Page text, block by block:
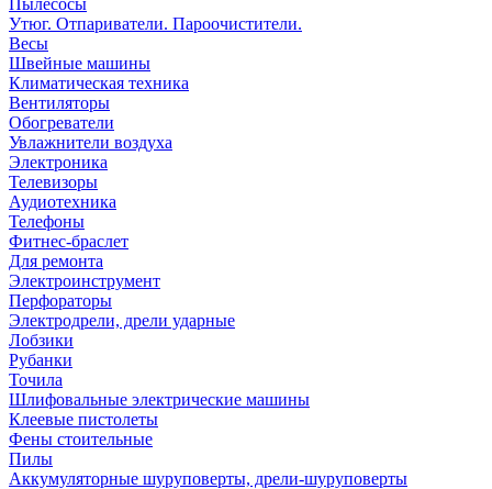
Пылесосы
Утюг. Отпариватели. Пароочистители.
Весы
Швейные машины
Климатическая техника
Вентиляторы
Обогреватели
Увлажнители воздуха
Электроника
Телевизоры
Аудиотехника
Телефоны
Фитнес-браслет
Для ремонта
Электроинструмент
Перфораторы
Электродрели, дрели ударные
Лобзики
Рубанки
Точила
Шлифовальные электрические машины
Клеевые пистолеты
Фены стоительные
Пилы
Аккумуляторные шуруповерты, дрели-шуруповерты